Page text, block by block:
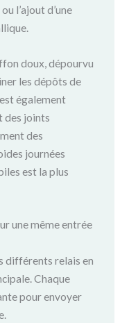
l’ajout d’une
doux, dépourvu
les dépôts de
également
des joints
des
journées
est la plus
une même entrée
différents relais en
Chaque
pour envoyer